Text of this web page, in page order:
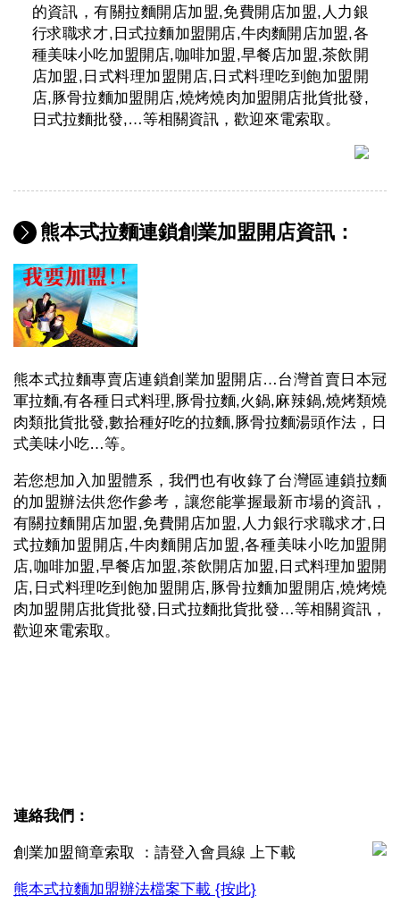
的資訊，有關拉麵開店加盟,免費開店加盟,人力銀
行求職求才,日式拉麵加盟開店,牛肉麵開店加盟,各
種美味小吃加盟開店,咖啡加盟,早餐店加盟,茶飲開
店加盟,日式料理加盟開店,日式料理吃到飽加盟開
店,豚骨拉麵加盟開店,燒烤燒肉加盟開店批貨批發,
日式拉麵批發,…等相關資訊，歡迎來電索取。
熊本式拉麵連鎖創業加盟開店資訊：
熊本式拉麵專賣店連鎖創業加盟開店…台灣首賣日本冠
軍拉麵,有各種日式料理,豚骨拉麵,火鍋,麻辣鍋,燒烤類燒
肉類批貨批發,數拾種好吃的拉麵,豚骨拉麵湯頭作法，日
式美味小吃…等。
若您想加入加盟體系，我們也有收錄了台灣區連鎖拉麵
的加盟辦法供您作參考，讓您能掌握最新市場的資訊，
有關拉麵開店加盟,免費開店加盟,人力銀行求職求才,日
式拉麵加盟開店,牛肉麵開店加盟,各種美味小吃加盟開
店,咖啡加盟,早餐店加盟,茶飲開店加盟,日式料理加盟開
店,日式料理吃到飽加盟開店,豚骨拉麵加盟開店,燒烤燒
肉加盟開店批貨批發,日式拉麵批貨批發…等相關資訊，
歡迎來電索取。
連絡我們：
創業加盟簡章索取 ：請登入會員線 上下載
熊本式拉麵加盟辦法檔案下載 {按此}